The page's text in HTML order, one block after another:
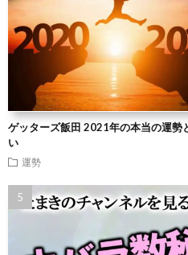
ゲッターズ飯田 2021年の本当の運勢
い
運勢